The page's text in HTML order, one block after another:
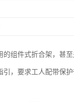
组件式折合架，甚
，要求工人配带保